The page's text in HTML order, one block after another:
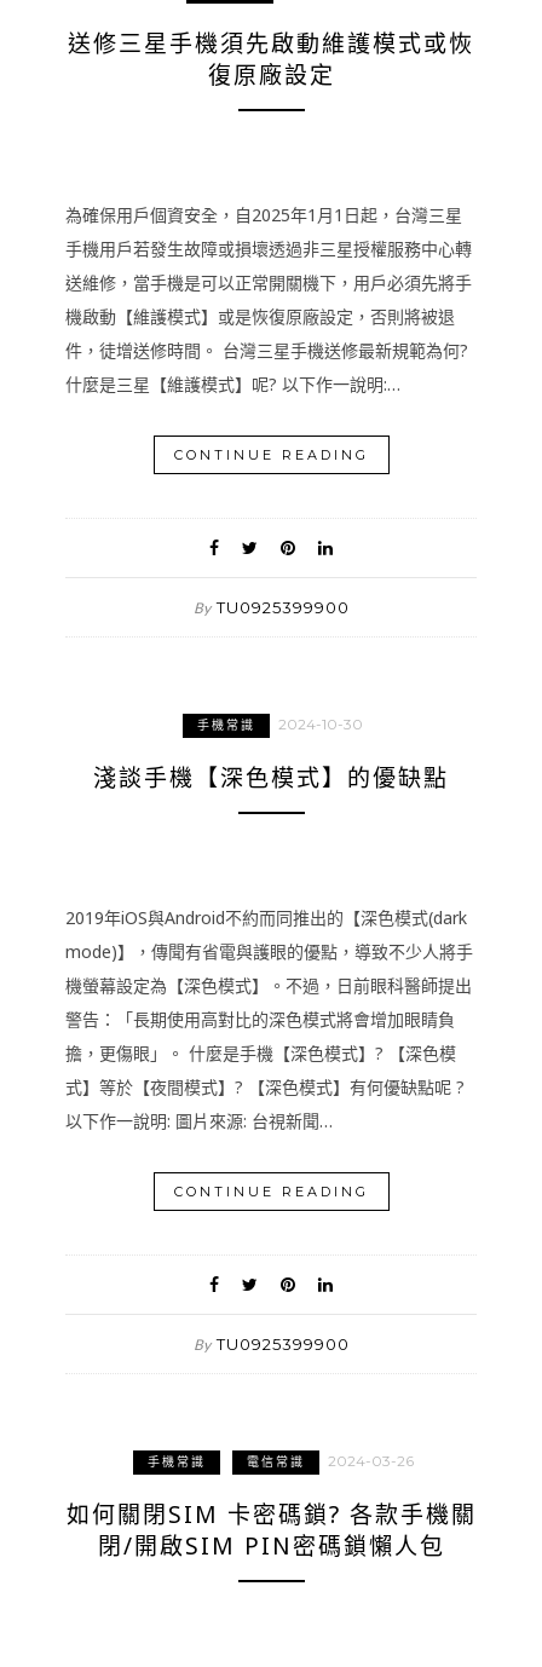
送修三星手機須先啟動維護模式或恢
復原廠設定
為確保用戶個資安全，自2025年1月1日起，台灣三星
手機用戶若發生故障或損壞透過非三星授權服務中心轉
送維修，當手機是可以正常開關機下，用戶必須先將手
機啟動【維護模式】或是恢復原廠設定，否則將被退
件，徒增送修時間。 台灣三星手機送修最新規範為何?
什麼是三星【維護模式】呢? 以下作一說明:…
CONTINUE READING
By TU0925399900
手機常識 2024-10-30
淺談手機【深色模式】的優缺點
2019年iOS與Android不約而同推出的【深色模式(dark
mode)】，傳聞有省電與護眼的優點，導致不少人將手
機螢幕設定為【深色模式】。不過，日前眼科醫師提出
警告：「長期使用高對比的深色模式將會增加眼睛負
擔，更傷眼」。 什麼是手機【深色模式】? 【深色模
式】等於【夜間模式】? 【深色模式】有何優缺點呢 ?
以下作一說明: 圖片來源: 台視新聞…
CONTINUE READING
By TU0925399900
手機常識 電信常識 2024-03-26
如何關閉SIM 卡密碼鎖? 各款手機關
閉/開啟SIM PIN密碼鎖懶人包